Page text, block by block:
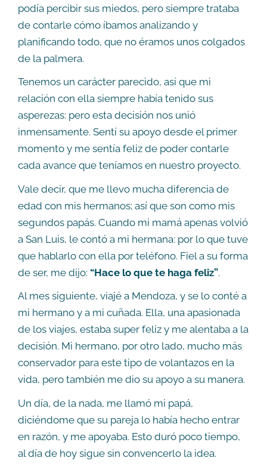
podía percibir sus miedos, pero siempre trataba
de contarle cómo íbamos analizando y
planificando todo, que no éramos unos colgados
de la palmera.
Tenemos un carácter parecido, así que mi
relación con ella siempre había tenido sus
asperezas: pero esta decisión nos unió
inmensamente. Sentí su apoyo desde el primer
momento y me sentía feliz de poder contarle
cada avance que teníamos en nuestro proyecto.
Vale decir, que me llevo mucha diferencia de
edad con mis hermanos; así que son como mis
segundos papás. Cuando mi mamá apenas volvió
a San Luis, le contó a mi hermana: por lo que tuve
que hablarlo con ella por teléfono. Fiel a su forma
de ser, me dijo: “Hace lo que te haga feliz”.
Al mes siguiente, viajé a Mendoza, y se lo conté a
mi hermano y a mi cuñada. Ella, una apasionada
de los viajes, estaba super feliz y me alentaba a la
decisión. Mi hermano, por otro lado, mucho más
conservador para este tipo de volantazos en la
vida, pero también me dio su apoyo a su manera.
Un día, de la nada, me llamó mi papá,
diciéndome que su pareja lo había hecho entrar
en razón, y me apoyaba. Esto duró poco tiempo,
al día de hoy sigue sin convencerlo la idea.